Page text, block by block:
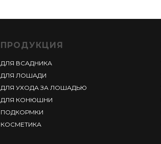
ПРОДУКЦИЯ
ДЛЯ ВСАДНИКА
ДЛЯ ЛОШАДИ
ДЛЯ УХОДА ЗА ЛОШАДЬЮ
ДЛЯ КОНЮШНИ
ПОДКОРМКИ
КОСМЕТИКА